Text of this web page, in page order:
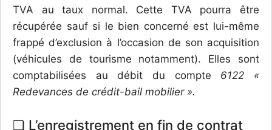
TVA au taux normal. Cette TVA pourra être
récupérée sauf si le bien concerné est lui-même
frappé d’exclusion à l’occasion de son acquisition
(véhicules de tourisme notamment). Elles sont
comptabilisées au débit du compte 6122 «
Redevances de crédit-bail mobilier ».
❏ L’enregistrement en fin de contrat